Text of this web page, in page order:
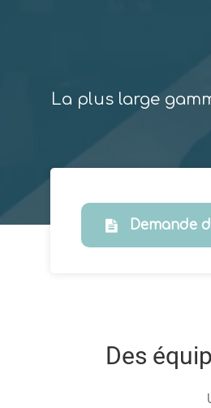
La plus large
Demande
Des